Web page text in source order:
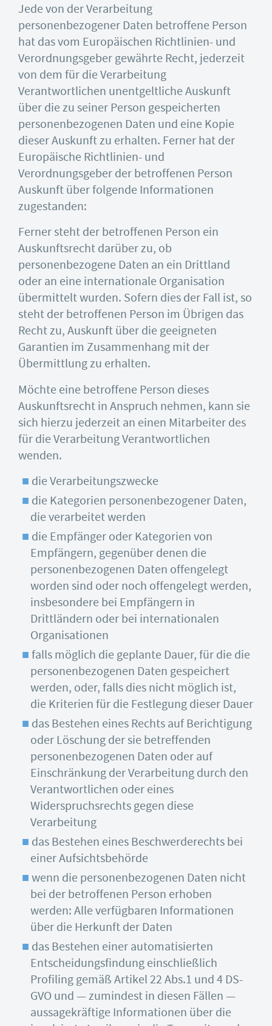
Jede von der Verarbeitung
personenbezogener Daten betroffene Person
hat das vom Europäischen Richtlinien- und
Verordnungsgeber gewährte Recht, jederzeit
von dem für die Verarbeitung
Verantwortlichen unentgeltliche Auskunft
über die zu seiner Person gespeicherten
personenbezogenen Daten und eine Kopie
dieser Auskunft zu erhalten. Ferner hat der
Europäische Richtlinien- und
Verordnungsgeber der betroffenen Person
Auskunft über folgende Informationen
zugestanden:
Ferner steht der betroffenen Person ein
Auskunftsrecht darüber zu, ob
personenbezogene Daten an ein Drittland
oder an eine internationale Organisation
übermittelt wurden. Sofern dies der Fall ist, so
steht der betroffenen Person im Übrigen das
Recht zu, Auskunft über die geeigneten
Garantien im Zusammenhang mit der
Übermittlung zu erhalten.
Möchte eine betroffene Person dieses
Auskunftsrecht in Anspruch nehmen, kann sie
sich hierzu jederzeit an einen Mitarbeiter des
für die Verarbeitung Verantwortlichen
wenden.
die Verarbeitungszwecke
die Kategorien personenbezogener Daten,
die verarbeitet werden
die Empfänger oder Kategorien von
Empfängern, gegenüber denen die
personenbezogenen Daten offengelegt
worden sind oder noch offengelegt werden,
insbesondere bei Empfängern in
Drittländern oder bei internationalen
Organisationen
falls möglich die geplante Dauer, für die die
personenbezogenen Daten gespeichert
werden, oder, falls dies nicht möglich ist,
die Kriterien für die Festlegung dieser Dauer
das Bestehen eines Rechts auf Berichtigung
oder Löschung der sie betreffenden
personenbezogenen Daten oder auf
Einschränkung der Verarbeitung durch den
Verantwortlichen oder eines
Widerspruchsrechts gegen diese
Verarbeitung
das Bestehen eines Beschwerderechts bei
einer Aufsichtsbehörde
wenn die personenbezogenen Daten nicht
bei der betroffenen Person erhoben
werden: Alle verfügbaren Informationen
über die Herkunft der Daten
das Bestehen einer automatisierten
Entscheidungsfindung einschließlich
Profiling gemäß Artikel 22 Abs.1 und 4 DS-
GVO und — zumindest in diesen Fällen —
aussagekräftige Informationen über die